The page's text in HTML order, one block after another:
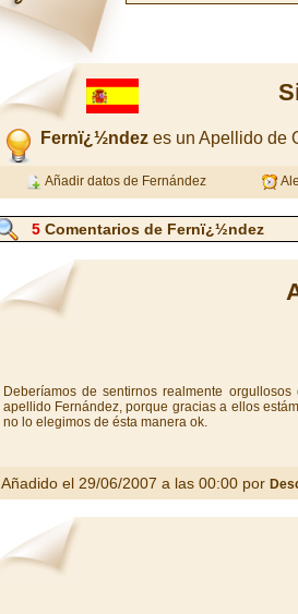
Fernï¿½ndez es un Apellido de
Añadir datos de Fernández
5 Comentarios de Fernï¿½ndez
Deberíamos de sentirnos realmente
apellido Fernández, porque gracias a ellos
no lo elegimos de ésta manera ok.
Añadido el 29/06/2007 a las 00:00 por